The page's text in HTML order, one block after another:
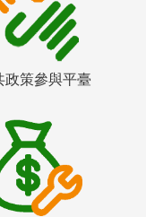
政策參與平臺